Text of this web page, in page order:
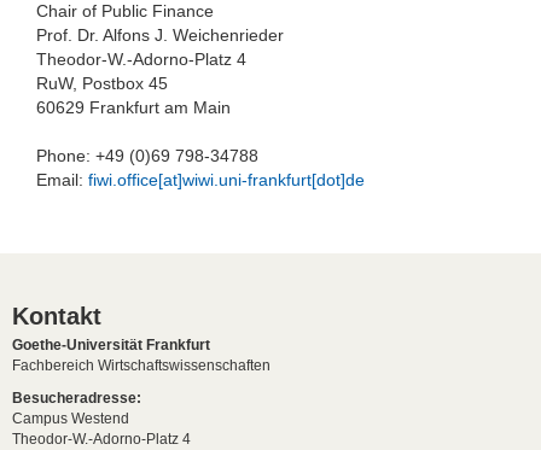
Chair of Public Finance
Prof. Dr. Alfons J. Weichenrieder
Theodor-W.-Adorno-Platz 4
RuW, Postbox 45
60629 Frankfurt am Main
Phone: +49 (0)69 798-34788
Email: fiwi.office[at]wiwi.uni-frankfurt[dot]de
Kontakt
Goethe-Universität Frankfurt
Fachbereich Wirtschaftswissenschaften
Besucheradresse:
Campus Westend
Theodor-W.-Adorno-Platz 4